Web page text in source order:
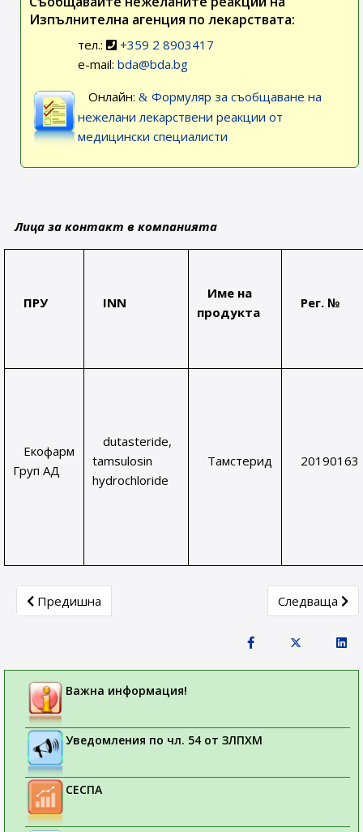
Изпълнителна агенция по лекарствата:
тел.:
+359 2 8903417
e-mail:bda@bda.bg
Онлайн:
Формуляр за съобщаване на
нежелани лекарствени реакции от
медицински специалисти
Лица за контакт в компанията
ПРУ INN
Име на
продукта
Рег. №
Екофарм
Груп АД
dutasteride,
tamsulosin
hydrochloride
Тамстерид 20190163
Previous article: Пряко съобщение до медицинските
Предишна Next article:
Следваща
Важна информация!
Уведомления по чл. 54 от ЗЛПХМ
СЕСПА